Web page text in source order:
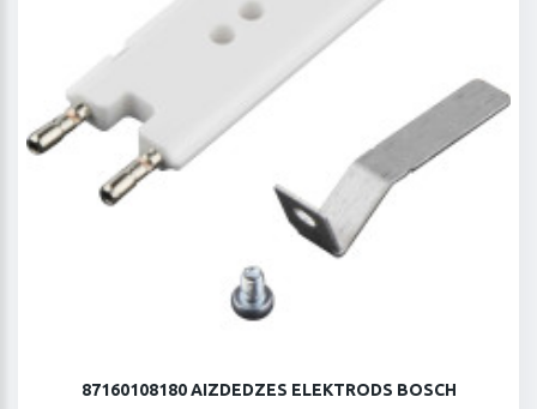
87160108180 AIZDEDZES ELEKTRODS BOSCH